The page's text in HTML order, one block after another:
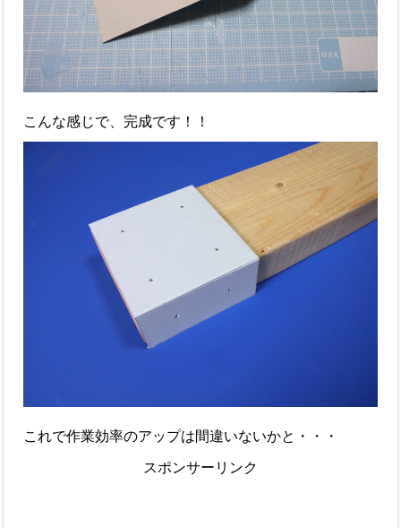
こんな感じで、完成です！！
これで作業効率のアップは間違いないかと・・・
スポンサーリンク